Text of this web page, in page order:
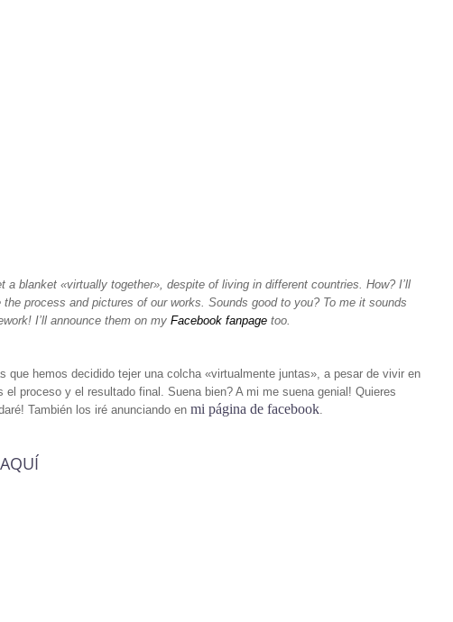
blanket «virtually together», despite of living in different countries. How? I’ll
process and pictures of our works. Sounds good to you? To me it sounds
I’ll announce them on my Facebook fanpage too.
hemos decidido tejer una colcha «virtualmente juntas», a pesar de vivir en
proceso y el resultado final. Suena bien? A mi me suena genial! Quieres
También los iré anunciando en mi página de facebook.